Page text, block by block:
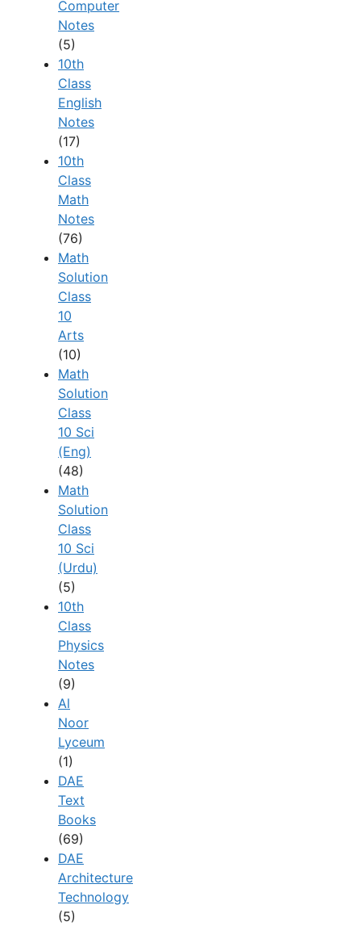
Computer
Notes
(5)
10th
Class
English
Notes
(17)
10th
Class
Math
Notes
(76)
Math
Solution
Class
10
Arts
(10)
Math
Solution
Class
10 Sci
(Eng)
(48)
Math
Solution
Class
10 Sci
(Urdu)
(5)
10th
Class
Physics
Notes
(9)
Al
Noor
Lyceum
(1)
DAE
Text
Books
(69)
DAE
Architecture
Technology
(5)